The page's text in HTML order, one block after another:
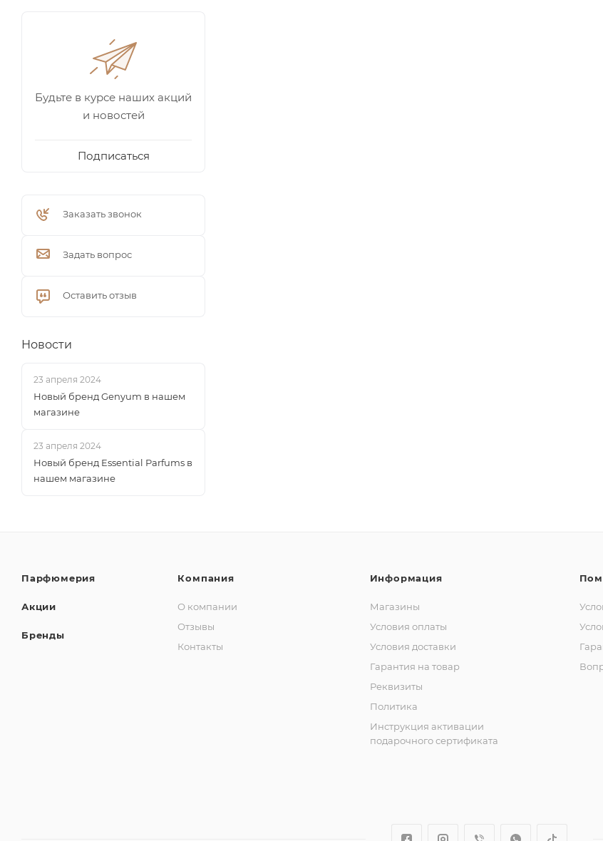
Будьте в курсе наших акций
и новостей
Подписаться
Заказать звонок
Задать вопрос
Оставить отзыв
Новости
23 апреля 2024
Новый бренд Genyum в нашем
магазине
23 апреля 2024
Новый бренд Essential Parfums в
нашем магазине
Парфюмерия
Акции
Бренды
Компания
О компании
Отзывы
Контакты
Информация
Магазины
Условия оплаты
Условия доставки
Гарантия на товар
Реквизиты
Политика
Инструкция активации
подарочного сертификата